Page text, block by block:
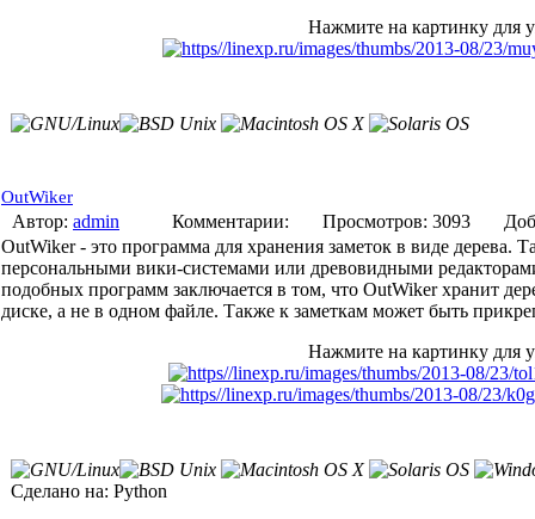
Нажмите на картинку для
OutWiker
Автор: admin Комментарии: Просмотров: 3093
OutWiker - это программа для хранения заметок в виде дерева.
персональными вики-системами или древовидными
подобных программ заключается в том, что OutWiker хранит
диске, а не в одном файле. Также к заметкам может быть
Нажмите на картинку для
Сделано на: Python